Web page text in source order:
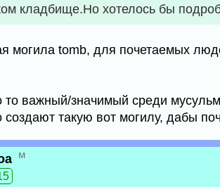
кладбище.Но хотелось бы
могила tomb, для почетаемых
важный/значимый среди
создают такую вот могилу, дабы
м